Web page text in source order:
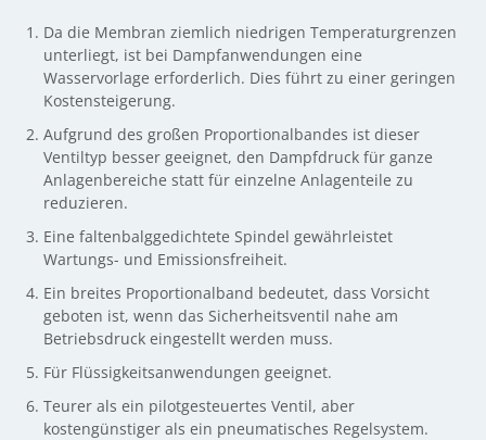
Da die Membran ziemlich niedrigen Temperaturgrenzen
unterliegt, ist bei Dampfanwendungen eine
Wasservorlage erforderlich. Dies führt zu einer geringen
Kostensteigerung.
Aufgrund des großen Proportionalbandes ist dieser
Ventiltyp besser geeignet, den Dampfdruck für ganze
Anlagenbereiche statt für einzelne Anlagenteile zu
reduzieren.
Eine faltenbalggedichtete Spindel gewährleistet
Wartungs- und Emissionsfreiheit.
Ein breites Proportionalband bedeutet, dass Vorsicht
geboten ist, wenn das Sicherheitsventil nahe am
Betriebsdruck eingestellt werden muss.
Für Flüssigkeitsanwendungen geeignet.
Teurer als ein pilotgesteuertes Ventil, aber
kostengünstiger als ein pneumatisches Regelsystem.